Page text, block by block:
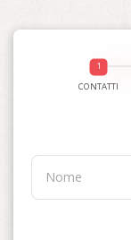
CONTATTI